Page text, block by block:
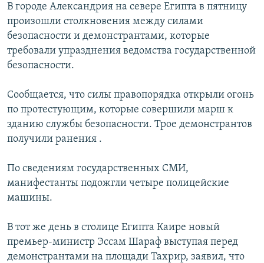
БИЗ ЖАНА ДҮЙНӨ
ЭЖЕ-СИҢДИЛЕР
ЫҢГАЙСЫЗ СУРООЛОР
Русский
ОНЛАЙН ШЕРИНЕ
ЭЕ/АРнун бардык сайттары
В городе Александрия на севере Египта в пятницу
произошли столкновения между силами
безопасности и демонстрантами, которые
требовали упразднения ведомства государственной
безопасности.
Сообщается, что силы правопорядка открыли огонь
по протестующим, которые совершили марш к
зданию службы безопасности. Трое демонстрантов
получили ранения .
По сведениям государственных СМИ,
манифестанты подожгли четыре полицейские
машины.
В тот же день в столице Египта Каире новый
премьер-министр Эссам Шараф выступая перед
демонстрантами на площади Тахрир, заявил, что